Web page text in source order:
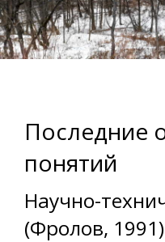
Последние
понятий
Научно-
(Фролов, 1991)